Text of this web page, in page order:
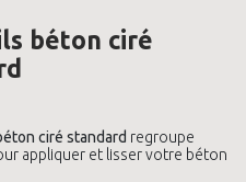
béton ciré
ciré standard regroupe
appliquer et lisser votre béton